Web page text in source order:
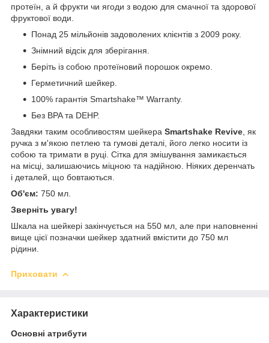
протеїн, а й фрукти чи ягоди з водою для смачної та здорової
фруктової води.
Понад 25 мільйонів задоволених клієнтів з 2009 року.
Знімний відсік для зберігання.
Беріть із собою протеїновий порошок окремо.
Герметичний шейкер.
100% гарантія Smartshake™ Warranty.
Без BPA та DEHP.
Завдяки таким особливостям шейкера Smartshake Revive , як
ручка з м'якою петлею та гумові деталі, його легко носити із
собою та тримати в руці. Сітка для змішування замикається
на місці, залишаючись міцною та надійною. Ніяких деренчать
і деталей, що бовтаються.
Об'єм: 750 мл.
Зверніть увагу!
Шкала на шейкері закінчується на 550 мл, але при наповненні
вище цієї позначки шейкер здатний вмістити до 750 мл
рідини.
Приховати
Характеристики
Основні атрибути